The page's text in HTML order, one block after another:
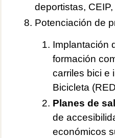
deportistas,
Potenciación de
Implantación
formación
carriles bici e
Bicicleta
Planes de
de
económicos